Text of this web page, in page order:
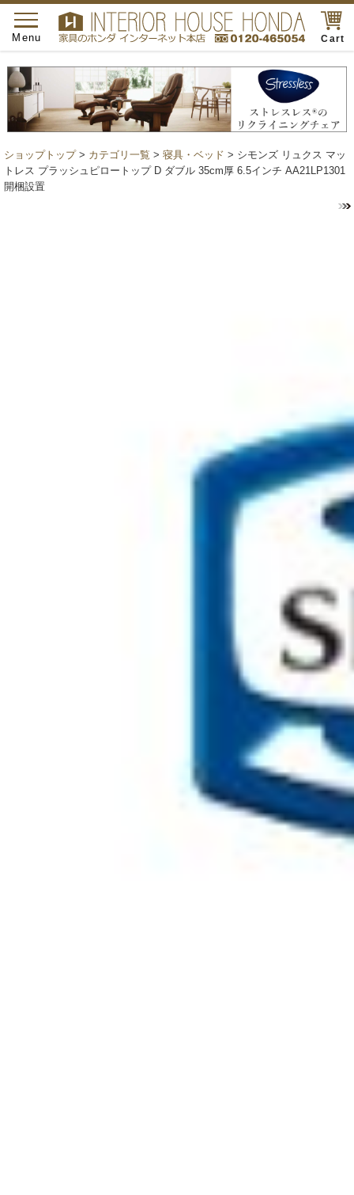
Cart
toggle
navigation
Menu
ショップトップ> カテゴリ一覧 > 寝具・ベッド > シモンズ リュクス マッ
トレス プラッシュピロートップ D ダブル 35cm厚 6.5インチ AA21LP1301
開梱設置